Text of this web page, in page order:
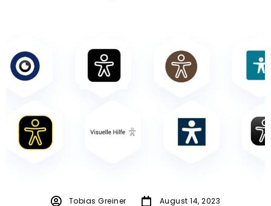
Tobias Greiner August 14, 2023